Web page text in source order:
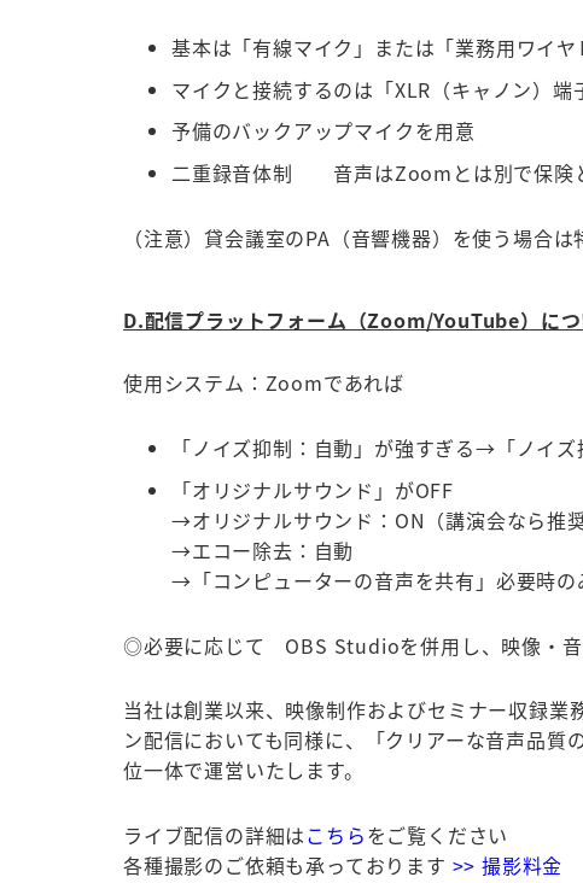
基本は「有線マイク」または「業務用ワイ
マイクと接続するのは「XLR（キャノン）端
予備のバックアップマイクを用意
二重録音体制 音声はZoomとは別で保険
（注意）貸会議室のPA（音響機器）を使う場合は
D.配信プラットフォーム（Zoom/YouTube）に
使用システム：Zoomであれば
「ノイズ抑制：自動」が強すぎる→「ノイズ
「オリジナルサウンド」がOFF
→オリジナルサウンド：ON（講演会なら推奨
→エコー除去：自動
→「コンピューターの音声を共有」必要時の
◎必要に応じて OBS Studioを併用し、映像・音
当社は創業以来、映像制作およびセミナー収録
ン配信においても同様に、「クリアーな音声品
位一体で運営いたします。
ライブ配信の詳細はこちらをご覧ください
各種撮影のご依頼も承っております >> 撮影料金